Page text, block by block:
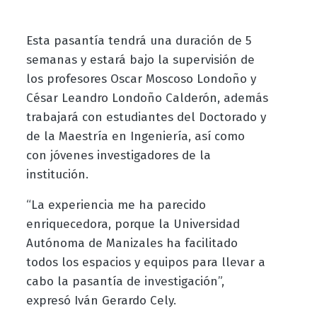
Esta pasantía tendrá una duración de 5
semanas y estará bajo la supervisión de
los profesores Oscar Moscoso Londoño y
César Leandro Londoño Calderón, además
trabajará con estudiantes del Doctorado y
de la Maestría en Ingeniería, así como
con jóvenes investigadores de la
institución.
“La experiencia me ha parecido
enriquecedora, porque la Universidad
Autónoma de Manizales ha facilitado
todos los espacios y equipos para llevar a
cabo la pasantía de investigación”,
expresó Iván Gerardo Cely.